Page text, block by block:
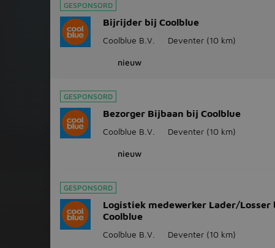
GESPONSORD
Bijrijder bij Coolblue
Coolblue B.V. Deventer (10 km)
nieuw
GESPONSORD
Bezorger Bijbaan bij Coolblue
Coolblue B.V. Deventer (10 km)
nieuw
GESPONSORD
Logistiek medewerker Lader/Losser
Coolblue
Coolblue B.V. Deventer (10 km)